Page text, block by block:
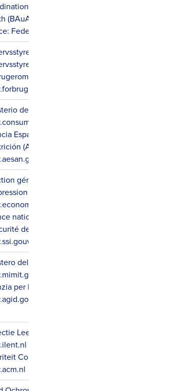
Federal Institute for Occupational
(BAuA)
Federal Accessibility Agency
(Danish Business Authority)
(Consumer Ombudsman)
de Consumo (Ministry of Consumer
Española de Consumo, Seguridad
(AECOSAN)
générale de la concurrence, de la
des fraudes (DGCCRF)
dgccrf
nationale de
des systèmes d'information (ANSSI) for
delle Imprese e del Made in Italy (MIMIT)
per l'Italia Digitale (AgID) for digital services
Leefomgeving en Transport (ILT)
Consument & Markt (ACM) for services